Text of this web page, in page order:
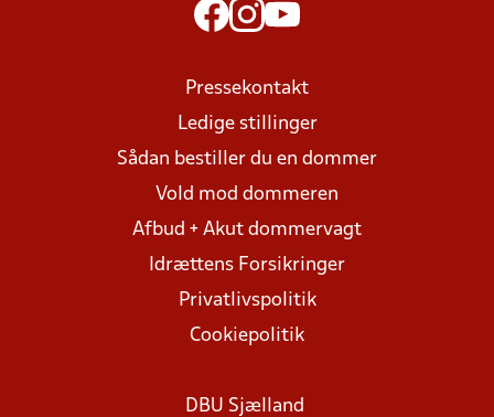
Pressekontakt
Ledige stillinger
Sådan bestiller du en dommer
Vold mod dommeren
Afbud + Akut dommervagt
Idrættens Forsikringer
Privatlivspolitik
Cookiepolitik
DBU Sjælland